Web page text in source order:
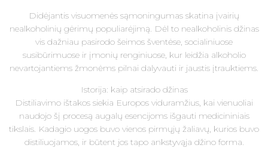
Didėjantis visuomenės sąmoningumas skatina įvairių
nealkoholinių gėrimų populiarėjimą. Dėl to nealkoholinis džinas
vis dažniau pasirodo šeimos šventėse, socialiniuose
susibūrimuose ir įmonių renginiuose, kur leidžia alkoholio
nevartojantiems žmonėms pilnai dalyvauti ir jaustis įtrauktiems.
Istorija: kaip atsirado džinas
Distiliavimo ištakos siekia Europos viduramžius, kai vienuoliai
naudojo šį procesą augalų esencijoms išgauti medicininiais
tikslais. Kadagio uogos buvo vienos pirmųjų žaliavų, kurios buvo
distiliuojamos, ir būtent jos tapo ankstyvąja džino forma.